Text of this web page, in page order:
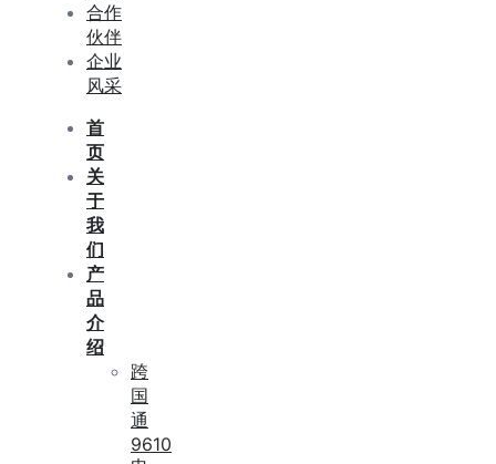
合作
伙伴
企业
风采
首
页
关
于
我
们
产
品
介
绍
跨
国
通
9610